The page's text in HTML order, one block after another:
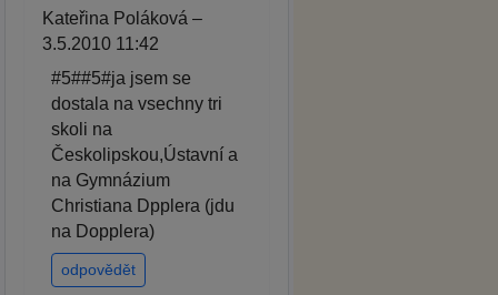
Kateřina Poláková –
3.5.2010 11:42
#5##5#ja jsem se
dostala na vsechny tri
skoli na
Českolipskou,Ústavní a
na Gymnázium
Christiana Dpplera (jdu
na Dopplera)
odpovědět